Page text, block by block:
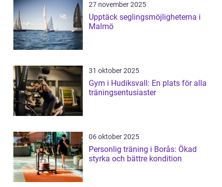
27 november 2025
Upptäck seglingsmöjligheterna i
Malmö
31 oktober 2025
Gym i Hudiksvall: En plats för alla
träningsentusiaster
06 oktober 2025
Personlig träning i Borås: Ökad
styrka och bättre kondition